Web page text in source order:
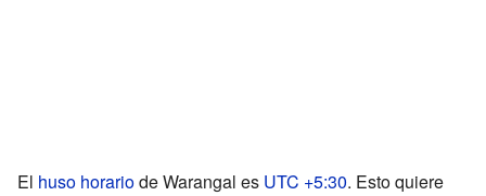
El huso horariode Warangal es UTC +5:30. Esto quiere